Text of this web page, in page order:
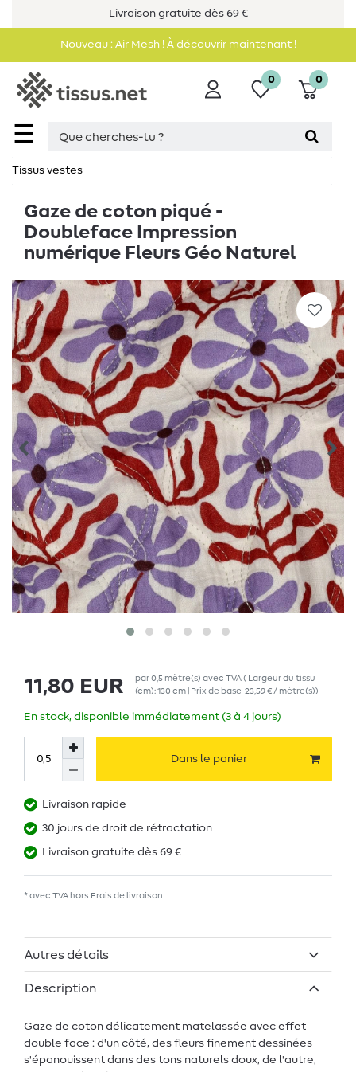
Livraison gratuite dès 69 €
Nouveau : Air Mesh ! À découvrir maintenant !
☰
0 0
Tissus vestes
Gaze de coton piqué -
Doubleface Impression
numérique Fleurs Géo Naturel
11,80 EUR par0,5 mètre(s) avec TVA( Largeur du tissu
(cm): 130 cm | Prix de base 23,59 € / mètre(s))
En stock, disponible immédiatement (3 à 4 jours)
Dans le panier
Livraison rapide
30 jours de droit de rétractation
Livraison gratuite dès 69 €
* avec TVA hors Frais de livraison
Autres détails
Description
Gaze de coton délicatement matelassée avec effet
double face : d'un côté, des fleurs finement dessinées
s'épanouissent dans des tons naturels doux, de l'autre,